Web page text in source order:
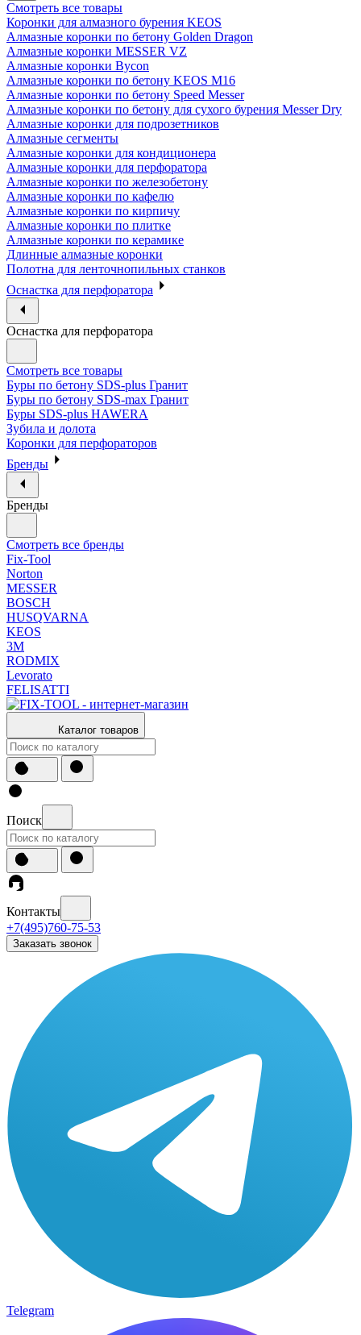
Смотреть все товары
Коронки для алмазного бурения KEOS
Алмазные коронки по бетону Golden Dragon
Алмазные коронки MESSER VZ
Алмазные коронки Bycon
Алмазные коронки по бетону KEOS M16
Алмазные коронки по бетону Speed Messer
Алмазные коронки по бетону для сухого бурения Messer Dry
Алмазные коронки для подрозетников
Алмазные сегменты
Алмазные коронки для кондиционера
Алмазные коронки для перфоратора
Алмазные коронки по железобетону
Алмазные коронки по кафелю
Алмазные коронки по кирпичу
Алмазные коронки по плитке
Алмазные коронки по керамике
Длинные алмазные коронки
Полотна для ленточнопильных станков
Оснастка для перфоратора
Оснастка для перфоратора
Смотреть все товары
Буры по бетону SDS-plus Гранит
Буры по бетону SDS-max Гранит
Буры SDS-plus HAWERA
Зубила и долота
Коронки для перфораторов
Бренды
Бренды
Смотреть все бренды
Fix-Tool
Norton
MESSER
BOSCH
HUSQVARNA
KEOS
3М
RODMIX
Levorato
FELISATTI
Каталог товаров
Поиск
Контакты
+7(495)760-75-53
Заказать звонок
Telegram